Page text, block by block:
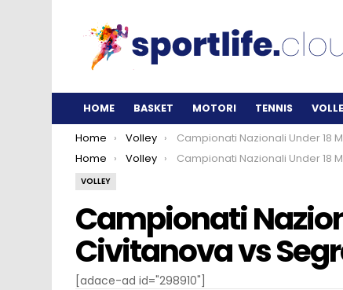
HOME BASKET MOTORI TENNIS
You are here:
Home Volley
Campionati Nazionali Under 18 M.: Civitanova vs Segrate sfida da
You are here:
Home Volley Campionati Nazionali Under 18 M.: Civitanova vs Segrate sfida da
VOLLEY
Campionati
Civitanova vs
[adace-ad id="298910"]